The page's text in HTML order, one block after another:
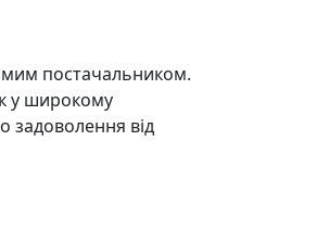
постачальником.
у широкому
задоволення від